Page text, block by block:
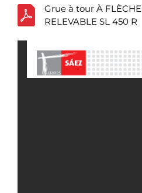
Grue à tour À FLÈCHE
RELEVABLE SL 450 R